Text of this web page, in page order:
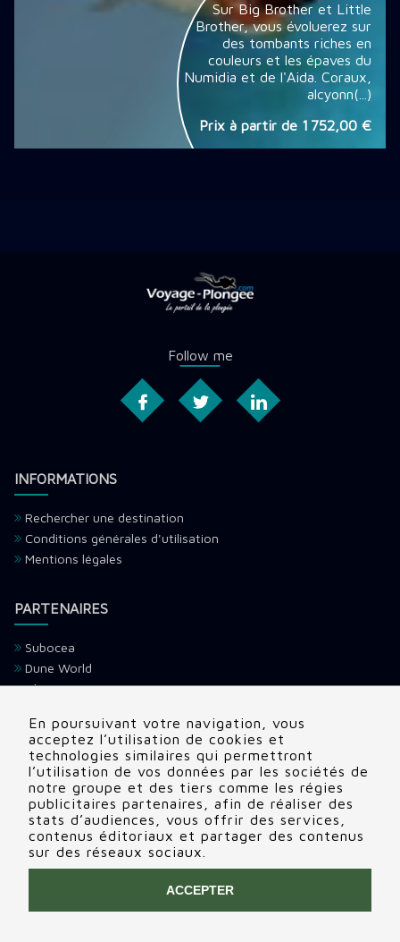
Sur Big Brother et Little
Brother, vous évoluerez sur
des tombants riches en
couleurs et les épaves du
Numidia et de l'Aida. Coraux,
alcyonn(...)
Prix à partir de 1 752,00 €
Follow me
INFORMATIONS
Rechercher une destination
Conditions générales d'utilisation
Mentions légales
PARTENAIRES
Subocea
Dune World
Ultramarina
Devenir partenaire
CONTACTS
Adresse:22 rue Edouard, Clamart (92140), France
Tél:+336 69 72 88 86
Contactez nous
En poursuivant votre navigation, vous
acceptez l’utilisation de cookies et
technologies similaires qui permettront
l’utilisation de vos données par les sociétés de
notre groupe et des tiers comme les régies
publicitaires partenaires, afin de réaliser des
stats d’audiences, vous offrir des services,
contenus éditoriaux et partager des contenus
sur des réseaux sociaux.
ACCEPTER